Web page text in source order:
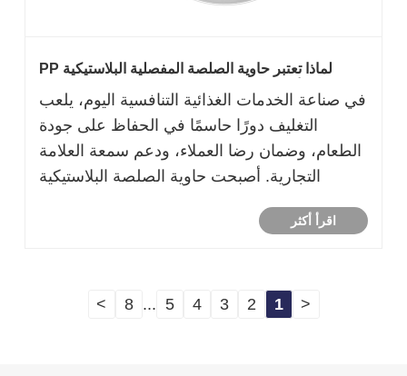
لماذا تعتبر حاوية الصلصة المفصلية البلاستيكية PP
الجاهزة
في صناعة الخدمات الغذائية التنافسية اليوم، يلعب
التغليف دورًا حاسمًا في الحفاظ على جودة
الطعام، وضمان رضا العملاء، ودعم سمعة العلامة
التجارية. أصبحت حاوية الصلصة البلاستيكية
للمطاعم وسلاسل الوجبات السريعة وخدمات
اقرأ أكثر
<
1
2
3
4
5
...
8
>